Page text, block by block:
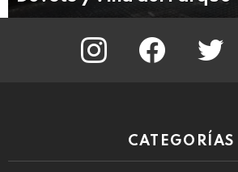
instagram facebook twitter
CATEGORÍAS